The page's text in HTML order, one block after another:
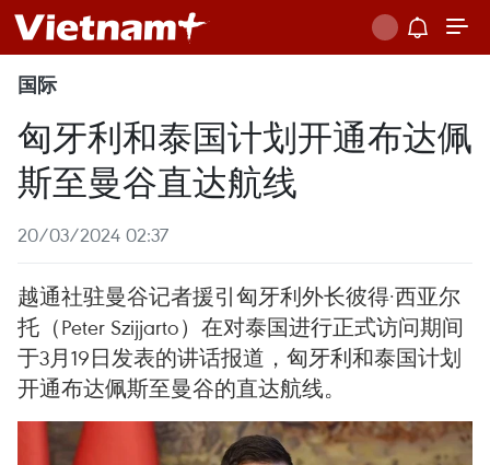
国际
匈牙利和泰国计划开通布达佩
斯至曼谷直达航线
20/03/2024 02:37
越通社驻曼谷记者援引匈牙利外长彼得·西亚尔
托（Peter Szijjarto）在对泰国进行正式访问期间
于3月19日发表的讲话报道，匈牙利和泰国计划
开通布达佩斯至曼谷的直达航线。